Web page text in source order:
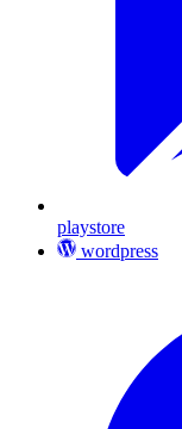
playstore
wordpress